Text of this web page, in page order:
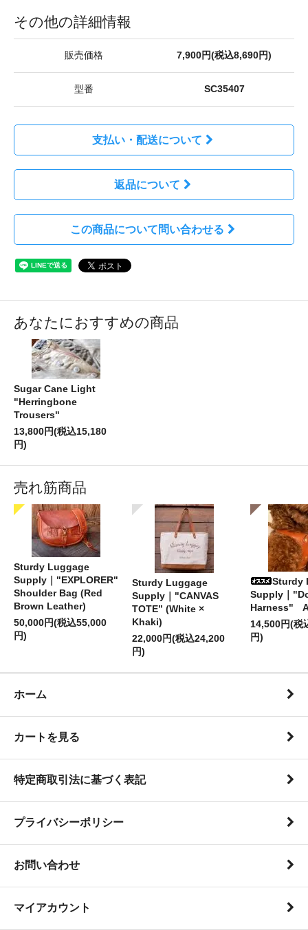
その他の詳細情報
販売価格 7,900円(税込8,690円)
型番 SC35407
支払い・配送について
返品について
この商品について問い合わせる
あなたにおすすめの商品
Sugar Cane Light
"Herringbone
Trousers"
13,800円(税込15,180
円)
売れ筋商品
Sturdy Luggage
Supply｜"EXPLORER"
Shoulder Bag (Red
Brown Leather)
50,000円(税込55,000
円)
Sturdy Luggage
Supply｜"CANVAS
TOTE” (White ×
Khaki)
22,000円(税込24,200
円)
Sturdy
Supply｜
Harness"
14,500円(税
円)
ホーム
カートを見る
特定商取引法に基づく表記
プライバシーポリシー
お問い合わせ
マイアカウント